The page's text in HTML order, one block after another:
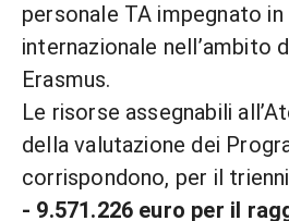
personale TA impegnato
internazionale nell’ambito
Erasmus.
Le risorse assegnabili
della valutazione dei
corrispondono, per il
- 9.571.226 euro per il